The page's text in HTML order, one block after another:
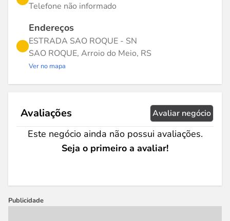
Telefone não informado
Endereços
ESTRADA SAO ROQUE - SN
SAO ROQUE, Arroio do Meio, RS
Ver no mapa
Avaliações Avaliar negócio
Este negócio ainda não possui avaliações.
Seja o primeiro a avaliar!
Publicidade